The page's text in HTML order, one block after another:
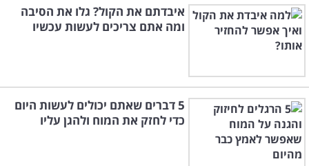
איבדתם את הקול? גלו את הסיבה
ומה אתם צריכים לעשות עכשיו
5 דברים שאתם יכולים לעשות היום
כדי לחזק את המוח ולהגן עליו